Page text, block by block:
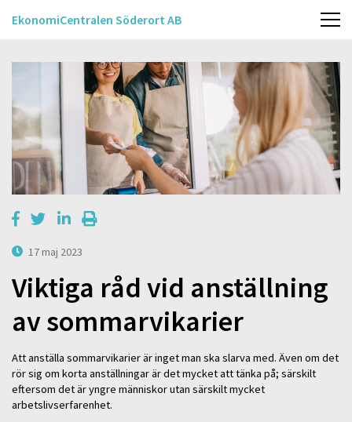
EkonomiCentralen Söderort AB
17 maj 2023
Viktiga råd vid anställning
av sommarvikarier
Att anställa sommarvikarier är inget man ska slarva med. Även om det
rör sig om korta anställningar är det mycket att tänka på; särskilt
eftersom det är yngre människor utan särskilt mycket
arbetslivserfarenhet.